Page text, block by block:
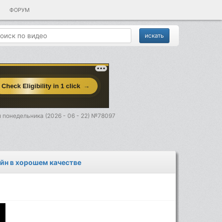
ФОРУМ
понедельника (2026 - 06 - 22) №78097
в хорошем качестве